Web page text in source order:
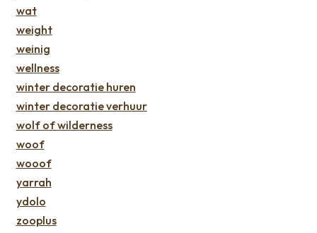
wat
weight
weinig
wellness
winter decoratie huren
winter decoratie verhuur
wolf of wilderness
woof
wooof
yarrah
ydolo
zooplus